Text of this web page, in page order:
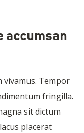
accumsan
vivamus. Tempor
fringilla.
sit dictum
placerat